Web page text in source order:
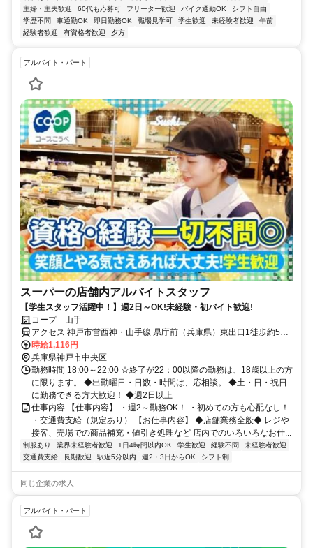
主婦・主夫歓迎
60代も応募可 フリーター歓迎 バイク通勤OK
シフト自由
学歴不問
車通勤OK 即日勤務OK 職場見学可 学生歓迎 未経験者歓迎
午前
経験者歓迎
有資格者歓迎 夕方
アルバイト・パート
スーパーの店舗内アルバイトスタッフ
【学生スタッフ活躍中！】週2日～OK!未経験・初バイト歓迎!
コープ 山手
アクセス 神戸市営西神・山手線 県庁前（兵庫県）東出口1徒歩約5
分、ＪＲ東海道本線 元町〔ＪＲ〕東口徒歩約8分、神戸高速鉄道東西
線 元町〔阪神線〕東出口徒歩約8分 地下鉄県庁前駅より徒歩4分
時給1,116円
兵庫県神戸市中央区
勤務時間 18:00～22:00 ☆終了が22：00以降の勤務は、18歳以上の方
に限ります。 ◆出勤曜日・日数・時間は、応相談。 ◆土・日・祝日
に勤務できる方大歓迎！ ◆週2日以上
仕事内容 【仕事内容】 ・週2～勤務OK！ ・初めての方も心配なし！
・交通費支給（規定あり） 【お仕事内容】 ◆店舗業務全般◆ レジや
接客、売場での商品補充・値引き処理など 店内でのいろいろなお仕...
制服あり 業界未経験者歓迎 1日4時間以内OK 学生歓迎 経験不問
未経験者歓迎
交通費支給
長期歓迎 駅近5分以内 週2・3日からOK シフト制
同じ企業の求人
アルバイト・パート